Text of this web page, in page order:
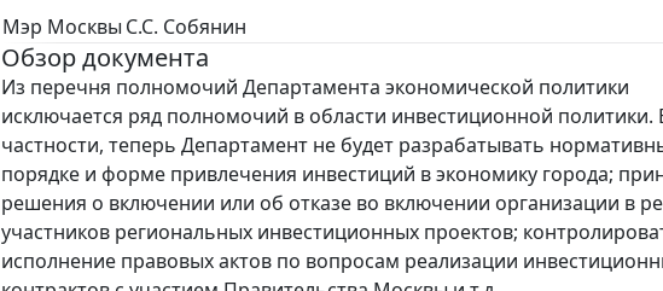
Мэр Москвы С.С. Собянин
Обзор документа
Из перечня полномочий Департамента экономической политики
исключается ряд полномочий в области инвестиционной политики.
частности, теперь Департамент не будет разрабатывать
порядке и форме привлечения инвестиций в экономику города;
решения о включении или об отказе во включении организации в
участников региональных инвестиционных проектов;
исполнение правовых актов по вопросам реализации